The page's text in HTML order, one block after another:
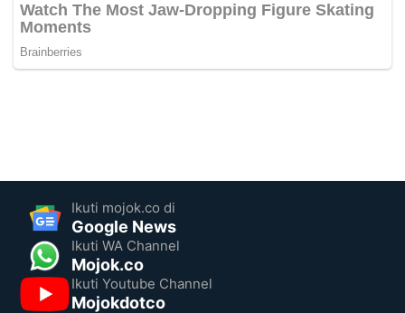
Ikuti mojok.co di
Google News
Ikuti WA Channel
Mojok.co
Ikuti Youtube Channel
Mojokdotco